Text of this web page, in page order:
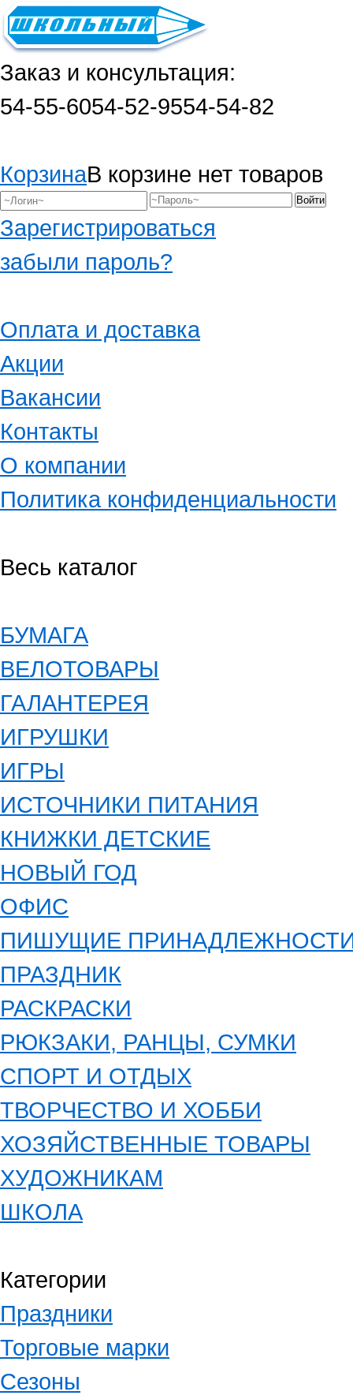
Заказ и консультация:
54-55-6054-52-9554-54-82
КорзинаВ корзине нет товаров
Зарегистрироваться
забыли пароль?
Оплата и доставка
Акции
Вакансии
Контакты
О компании
Политика конфиденциальности
Весь каталог
БУМАГА
ВЕЛОТОВАРЫ
ГАЛАНТЕРЕЯ
ИГРУШКИ
ИГРЫ
ИСТОЧНИКИ ПИТАНИЯ
КНИЖКИ ДЕТСКИЕ
НОВЫЙ ГОД
ОФИС
ПИШУЩИЕ
ПРАЗДНИК
РАСКРАСКИ
РЮКЗАКИ, РАНЦЫ, СУМКИ
СПОРТ И ОТДЫХ
ТВОРЧЕСТВО И ХОББИ
ХОЗЯЙСТВЕННЫЕ ТОВАРЫ
ХУДОЖНИКАМ
ШКОЛА
Категории
Праздники
Торговые марки
Сезоны